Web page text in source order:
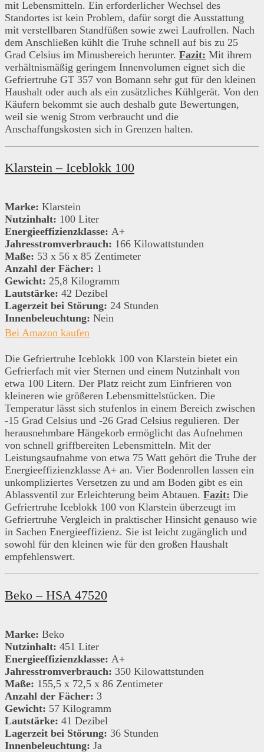
mit Lebensmitteln. Ein erforderlicher Wechsel des
Standortes ist kein Problem, dafür sorgt die Ausstattung
mit verstellbaren Standfüßen sowie zwei Laufrollen. Nach
dem Anschließen kühlt die Truhe schnell auf bis zu 25
Grad Celsius im Minusbereich herunter. Fazit: Mit ihrem
verhältnismäßig geringem Innenvolumen eignet sich die
Gefriertruhe GT 357 von Bomann sehr gut für den kleinen
Haushalt oder auch als ein zusätzliches Kühlgerät. Von den
Käufern bekommt sie auch deshalb gute Bewertungen,
weil sie wenig Strom verbraucht und die
Anschaffungskosten sich in Grenzen halten.
Klarstein – Iceblokk 100
Marke: Klarstein
Nutzinhalt: 100 Liter
Energieeffizienzklasse: A+
Jahresstromverbrauch: 166 Kilowattstunden
Maße: 53 x 56 x 85 Zentimeter
Anzahl der Fächer: 1
Gewicht: 25,8 Kilogramm
Lautstärke: 42 Dezibel
Lagerzeit bei Störung: 24 Stunden
Innenbeleuchtung: Nein
Bei Amazon kaufen
Die Gefriertruhe Iceblokk 100 von Klarstein bietet ein
Gefrierfach mit vier Sternen und einem Nutzinhalt von
etwa 100 Litern. Der Platz reicht zum Einfrieren von
kleineren wie größeren Lebensmittelstücken. Die
Temperatur lässt sich stufenlos in einem Bereich zwischen
-15 Grad Celsius und -26 Grad Celsius regulieren. Der
herausnehmbare Hängekorb ermöglicht das Aufnehmen
von schnell griffbereiten Lebensmitteln. Mit der
Leistungsaufnahme von etwa 75 Watt gehört die Truhe der
Energieeffizienzklasse A+ an. Vier Bodenrollen lassen ein
unkompliziertes Versetzen zu und am Boden gibt es ein
Ablassventil zur Erleichterung beim Abtauen. Fazit: Die
Gefriertruhe Iceblokk 100 von Klarstein überzeugt im
Gefriertruhe Vergleich in praktischer Hinsicht genauso wie
in Sachen Energieeffizienz. Sie ist leicht zugänglich und
sowohl für den kleinen wie für den großen Haushalt
empfehlenswert.
Beko – HSA 47520
Marke: Beko
Nutzinhalt: 451 Liter
Energieeffizienzklasse: A+
Jahresstromverbrauch: 350 Kilowattstunden
Maße: 155,5 x 72,5 x 86 Zentimeter
Anzahl der Fächer: 3
Gewicht: 57 Kilogramm
Lautstärke: 41 Dezibel
Lagerzeit bei Störung: 36 Stunden
Innenbeleuchtung: Ja